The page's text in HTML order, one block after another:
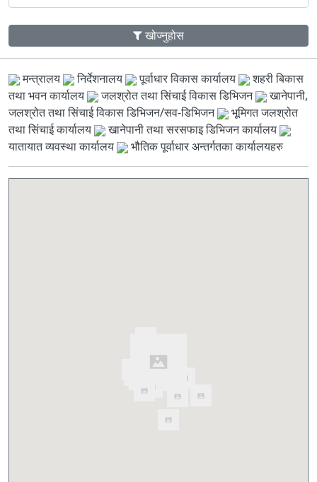
खोज्नुहोस
मन्त्रालय निर्देशनालय पूर्वाधार विकास कार्यालय
शहरी बिकास
तथा भवन कार्यालय
जलश्रोत तथा सिंचाई विकास डिभिजन
खानेपानी,
जलश्रोत तथा सिंचाई विकास डिभिजन/सव-डिभिजन
भूमिगत जलश्रोत
तथा सिंचाई कार्यालय
खानेपानी तथा सरसफाइ डिभिजन कार्यालय
यातायात व्यवस्था कार्यालय
भौतिक पूर्वाधार अन्तर्गतका कार्यालयहरु